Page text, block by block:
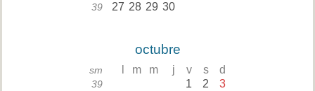
39 27 28 29 30
octubre
sm m m j v s d
39 1 2 3